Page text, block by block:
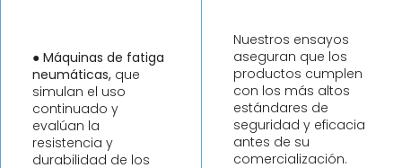
● Máquinas de fatiga
neumáticas, que
simulan el uso
continuado y
evalúan la
resistencia y
durabilidad de los
Nuestros ensayos
aseguran que los
productos cumplen
con los más altos
estándares de
seguridad y eficacia
antes de su
comercialización.